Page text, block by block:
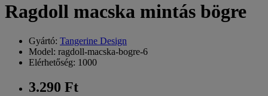
Ragdoll macska mintás bögre
Gyártó: Tangerine Design
Model: ragdoll-macska-bogre-6
Elérhetőség: 1000
3.290 Ft